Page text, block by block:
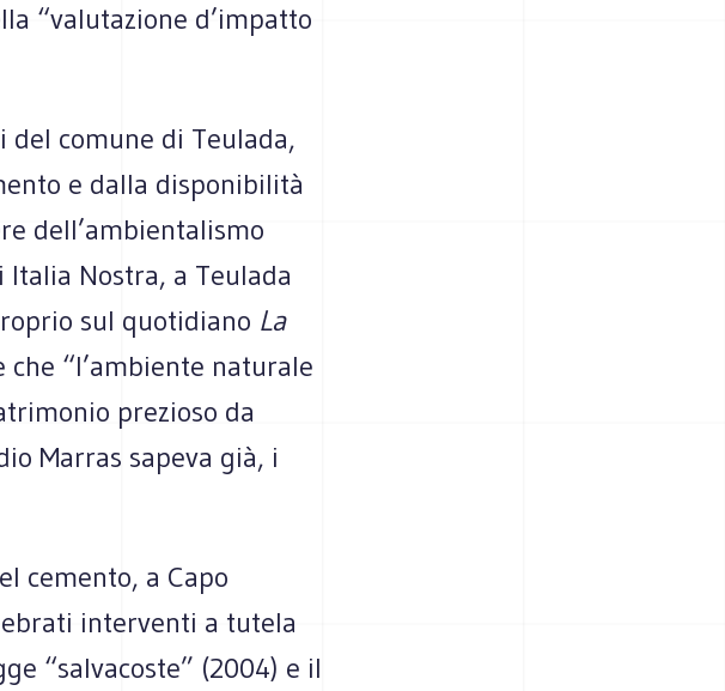
“valutazione d’impatto
del comune di Teulada,
e dalla disponibilità
dell’ambientalismo
Nostra, a Teulada
sul quotidiano La
“l’ambiente naturale
prezioso da
Marras sapeva già, i
cemento, a Capo
interventi a tutela
“salvacoste” (2004) e il